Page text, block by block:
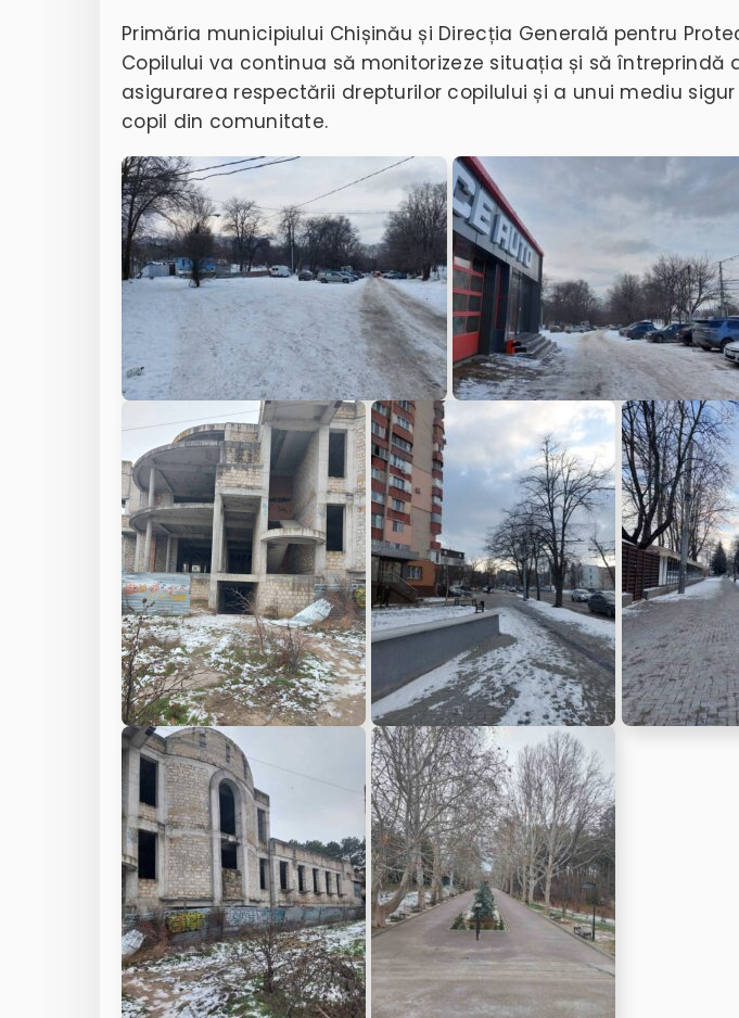
Primăria municipiului Chișinău și Direcția Generală pentru
Copilului va continua să monitorizeze situația și să întreprindă
asigurarea respectării drepturilor copilului și a unui mediu
copil din comunitate.